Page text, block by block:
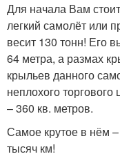
Для начала Вам
легкий самолёт или
весит 130 тонн! Его
64 метра, а размах
крыльев данного
неплохого
– 360 кв. метров.
Самое крутое в нём –
тысяч км!